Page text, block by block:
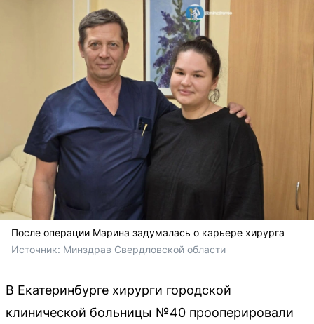
После операции Марина задумалась о карьере хирурга
Источник: Минздрав Свердловской области
В Екатеринбурге хирурги городской
клинической больницы №40 прооперировали